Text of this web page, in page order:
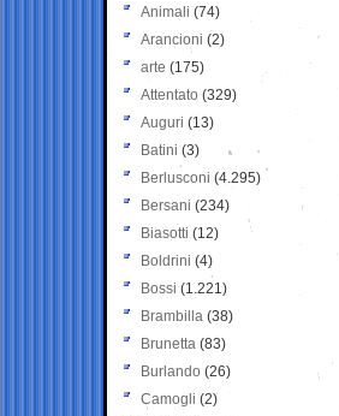
Animali (74)
Arancioni (2)
arte (175)
Attentato (329)
Auguri (13)
Batini (3)
Berlusconi (4.295)
Bersani (234)
Biasotti (12)
Boldrini (4)
Bossi (1.221)
Brambilla (38)
Brunetta (83)
Burlando (26)
Camogli (2)